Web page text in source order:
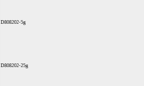
D808202-5g
D808202-25g